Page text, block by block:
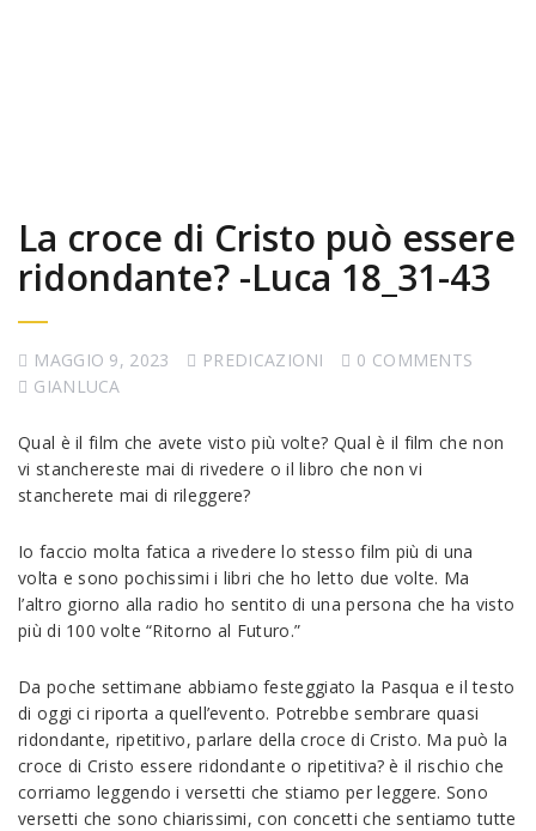
La croce di Cristo può essere
ridondante? -Luca 18_31-43
MAGGIO 9, 2023 PREDICAZIONI
0 COMMENTS
GIANLUCA
Qual è il film che avete visto più volte? Qual è il film che non
vi stanchereste mai di rivedere o il libro che non vi
stancherete mai di rileggere?
Io faccio molta fatica a rivedere lo stesso film più di una
volta e sono pochissimi i libri che ho letto due volte. Ma
l’altro giorno alla radio ho sentito di una persona che ha visto
più di 100 volte “Ritorno al Futuro.”
Da poche settimane abbiamo festeggiato la Pasqua e il testo
di oggi ci riporta a quell’evento. Potrebbe sembrare quasi
ridondante, ripetitivo, parlare della croce di Cristo. Ma può la
croce di Cristo essere ridondante o ripetitiva? è il rischio che
corriamo leggendo i versetti che stiamo per leggere. Sono
versetti che sono chiarissimi, con concetti che sentiamo tutte